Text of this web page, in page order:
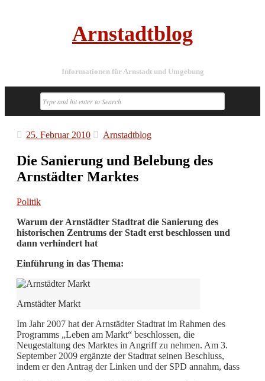
Arnstadtblog
Informationen für Arnstadt und Umgebung
25. Februar 2010 Arnstadtblog
Die Sanierung und Belebung des
Arnstädter Marktes
Politik
Warum der Arnstädter Stadtrat die Sanierung des
historischen Zentrums der Stadt erst beschlossen und
dann verhindert hat
Einführung in das Thema:
Arnstädter Markt
Im Jahr 2007 hat der Arnstädter Stadtrat im Rahmen des
Programms „Leben am Markt“ beschlossen, die
Neugestaltung des Marktes in Angriff zu nehmen. Am 3.
September 2009 ergänzte der Stadtrat seinen Beschluss,
indem er den Antrag der Linken und der SPD annahm, dass